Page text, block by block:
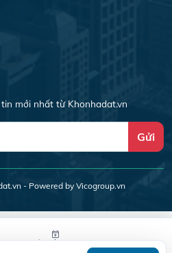
Yêu cầu xem
mới nhất từ Khonhadat.vn
Gửi
- Powered by Vicogroup.vn